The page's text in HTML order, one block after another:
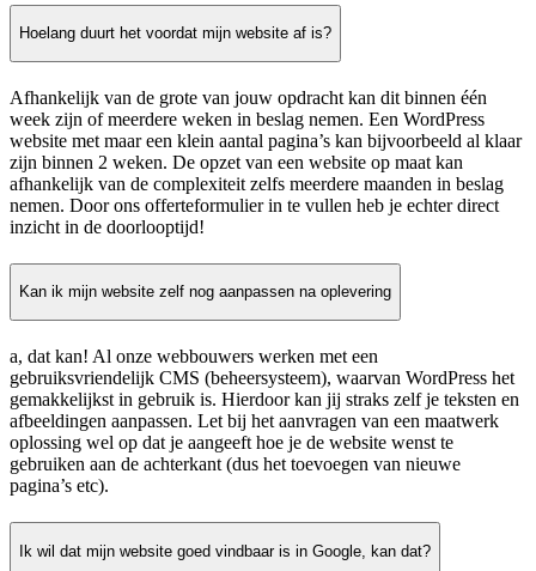
Hoelang duurt het voordat mijn website af is?
Afhankelijk van de grote van jouw opdracht kan dit binnen één
week zijn of meerdere weken in beslag nemen. Een WordPress
website met maar een klein aantal pagina’s kan bijvoorbeeld al klaar
zijn binnen 2 weken. De opzet van een website op maat kan
afhankelijk van de complexiteit zelfs meerdere maanden in beslag
nemen. Door ons offerteformulier in te vullen heb je echter direct
inzicht in de doorlooptijd!
Kan ik mijn website zelf nog aanpassen na oplevering
a, dat kan! Al onze webbouwers werken met een
gebruiksvriendelijk CMS (beheersysteem), waarvan WordPress het
gemakkelijkst in gebruik is. Hierdoor kan jij straks zelf je teksten en
afbeeldingen aanpassen. Let bij het aanvragen van een maatwerk
oplossing wel op dat je aangeeft hoe je de website wenst te
gebruiken aan de achterkant (dus het toevoegen van nieuwe
pagina’s etc).
Ik wil dat mijn website goed vindbaar is in Google, kan dat?